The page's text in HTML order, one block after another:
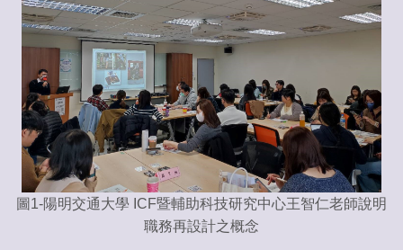
圖1-陽明交通大學 ICF暨輔助科技研究中心王智仁老師說明
職務再設計之概念